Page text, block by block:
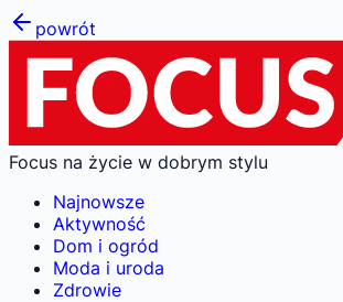
powrót
Focus na życie w dobrym stylu
Najnowsze
Aktywność
Dom i ogród
Moda i uroda
Zdrowie